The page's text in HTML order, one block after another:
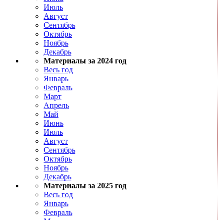
Июль
Август
Сентябрь
Октябрь
Ноябрь
Декабрь
Материалы за 2024 год
Весь год
Январь
Февраль
Март
Апрель
Май
Июнь
Июль
Август
Сентябрь
Октябрь
Ноябрь
Декабрь
Материалы за 2025 год
Весь год
Январь
Февраль